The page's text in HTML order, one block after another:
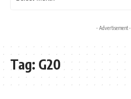
- Advertisement -
Tag: G20